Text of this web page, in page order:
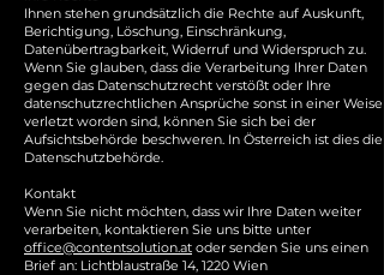
Ihnen stehen grundsätzlich die Rechte auf Auskunft,
Berichtigung, Löschung, Einschränkung,
Datenübertragbarkeit, Widerruf und Widerspruch zu.
Wenn Sie glauben, dass die Verarbeitung Ihrer Daten
gegen das Datenschutzrecht verstößt oder Ihre
datenschutzrechtlichen Ansprüche sonst in einer Weise
verletzt worden sind, können Sie sich bei der
Aufsichtsbehörde beschweren. In Österreich ist dies die
Datenschutzbehörde.
Kontakt
Wenn Sie nicht möchten, dass wir Ihre Daten weiter
verarbeiten, kontaktieren Sie uns bitte unter
office@contentsolution.at oder senden Sie uns einen
Brief an: Lichtblaustraße 14, 1220 Wien